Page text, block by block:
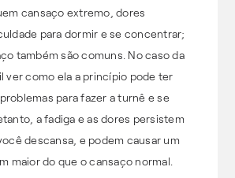
cansaço extremo, dores
para dormir e se concentrar;
também são comuns. No caso da
ver como ela a princípio pode ter
para fazer a turnê e se
a fadiga e as dores persistem
descansa, e podem causar um
maior do que o cansaço normal.